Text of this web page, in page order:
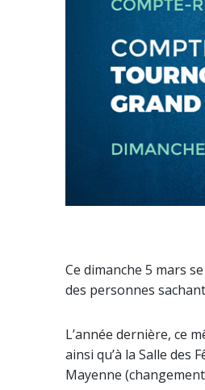
Ce dimanche 5 mars
des personnes
L’année dernière, ce
ainsi qu’à la Salle des
Mayenne